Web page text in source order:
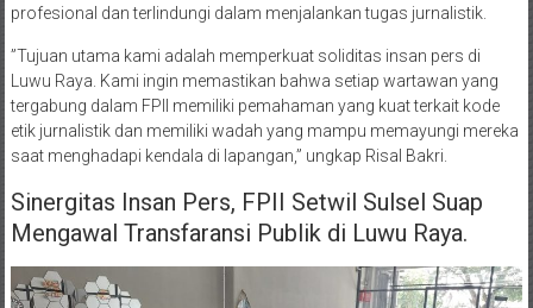
profesional dan terlindungi dalam menjalankan tugas jurnalistik.
​”Tujuan utama kami adalah memperkuat soliditas insan pers di
Luwu Raya. Kami ingin memastikan bahwa setiap wartawan yang
tergabung dalam FPII memiliki pemahaman yang kuat terkait kode
etik jurnalistik dan memiliki wadah yang mampu memayungi mereka
saat menghadapi kendala di lapangan,” ungkap Risal Bakri.
Sinergitas Insan Pers, FPII Setwil Sulsel Suap
Mengawal Transfaransi Publik di Luwu Raya.